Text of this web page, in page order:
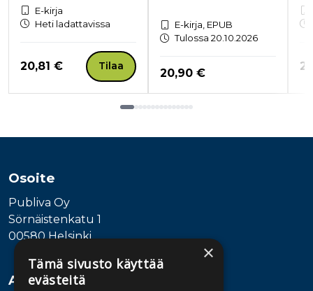
E-kirja
Heti ladattavissa
Hinta nyt
20,81 € Tilaa
E-kirja, EPUB
Tulossa 20.10.2026
Hinta nyt
20,90 €
Osoite
Publiva Oy
Sörnäistenkatu 1
00580 Helsinki
Asiakaspalvelu
×
Tämä sivusto käyttää
evästeitä